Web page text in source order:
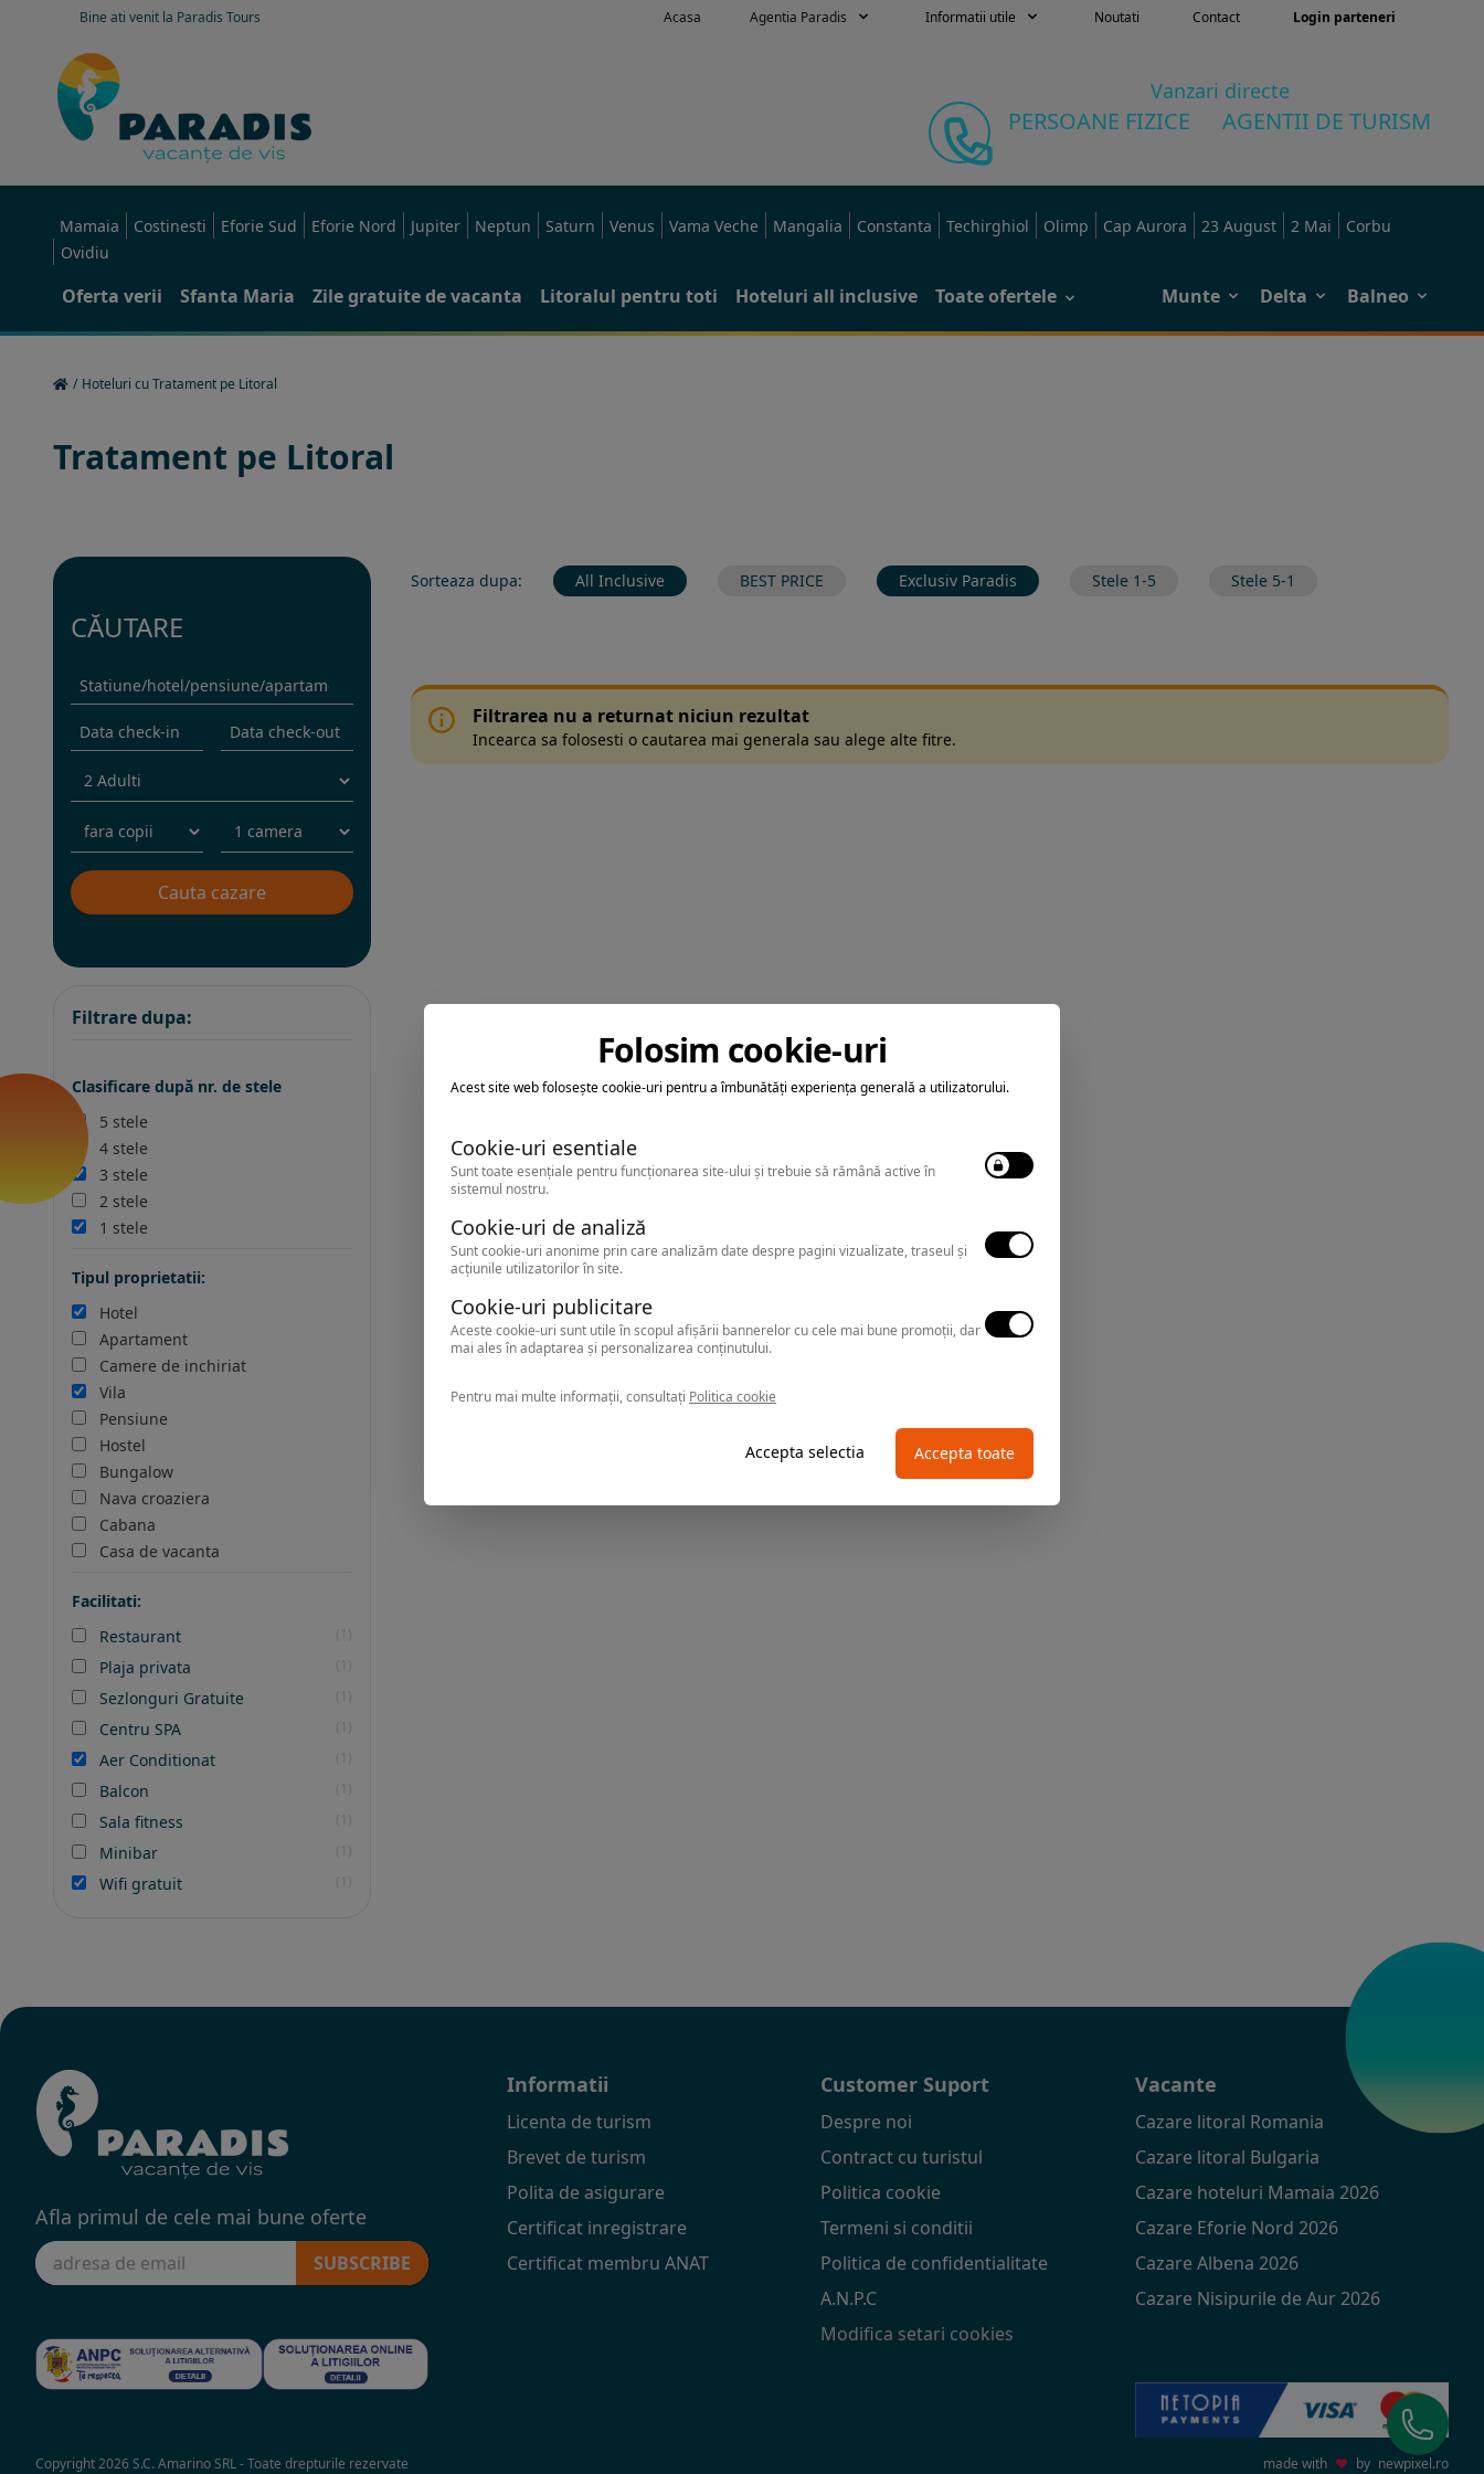
Bine ati venit la Paradis Tours Acasa Agentia Paradis Informatii utile Noutati Contact Login parteneri
Vanzari directe
PERSOANE FIZICE AGENTII DE TURISM
Mamaia Costinesti Eforie Sud Eforie Nord Jupiter Neptun Saturn Venus Vama Veche Mangalia Constanta Techirghiol Olimp Cap Aurora 23 August 2 Mai
Corbu
Ovidiu
Oferta verii Sfanta Maria Zile gratuite de vacanta Litoralul pentru toti Hoteluri all inclusive Toate ofertele Munte Delta Balneo
/ Hoteluri cu Tratament pe Litoral
Tratament pe Litoral
CĂUTARE
Filtrare dupa:
Clasificare după nr. de stele
5 stele
4 stele
3 stele
2 stele
1 stele
Tipul proprietatii:
Hotel
Apartament
Camere de inchiriat
Vila
Pensiune
Hostel
Bungalow
Nava croaziera
Cabana
Casa de vacanta
Facilitati:
Restaurant
Plaja privata
Sezlonguri Gratuite
Centru SPA
Aer Conditionat
Balcon
Sala fitness
Minibar
Wifi gratuit
Sorteaza dupa: All Inclusive BEST PRICE Exclusiv Paradis Stele 1-5 Stele 5-1
Filtrarea nu a returnat niciun rezultat
Incearca sa folosesti o cautarea mai generala sau alege alte fitre.
Afla primul de cele mai bune oferte
SUBSCRIBE
Informatii
Licenta de turism
Brevet de turism
Polita de asigurare
Certificat inregistrare
Certificat membru ANAT
Customer Suport
Despre noi
Contract cu turistul
Politica cookie
Termeni si conditii
Politica de confidentialitate
A.N.P.C
Modifica setari cookies
Vacante
Cazare litoral Romania
Cazare litoral Bulgaria
Cazare hoteluri Mamaia 2026
Cazare Eforie Nord 2026
Cazare Albena 2026
Cazare Nisipurile de Aur 2026
Copyright 2026 S.C. Amarino SRL - Toate drepturile rezervate
made with ♥ by newpixel.ro
Folosim cookie-uri
Acest site web folosește cookie-uri pentru a îmbunătăți experiența generală a utilizatorului.
Cookie-uri esentiale
Sunt toate esențiale pentru funcționarea site-ului și trebuie să rămână active în
sistemul nostru.
Cookie-uri de analiză
Sunt cookie-uri anonime prin care analizăm date despre pagini vizualizate, traseul și
acțiunile utilizatorilor în site.
Cookie-uri publicitare
Aceste cookie-uri sunt utile în scopul afișării bannerelor cu cele mai bune promoții, dar
mai ales în adaptarea și personalizarea conținutului.
Pentru mai multe informații, consultați Politica cookie
Accepta selectia Accepta toate